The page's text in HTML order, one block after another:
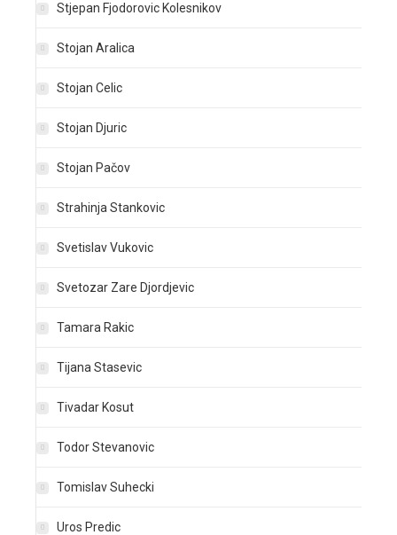
Stjepan Fjodorovic Kolesnikov
Stojan Aralica
Stojan Celic
Stojan Djuric
Stojan Pačov
Strahinja Stankovic
Svetislav Vukovic
Svetozar Zare Djordjevic
Tamara Rakic
Tijana Stasevic
Tivadar Kosut
Todor Stevanovic
Tomislav Suhecki
Uros Predic